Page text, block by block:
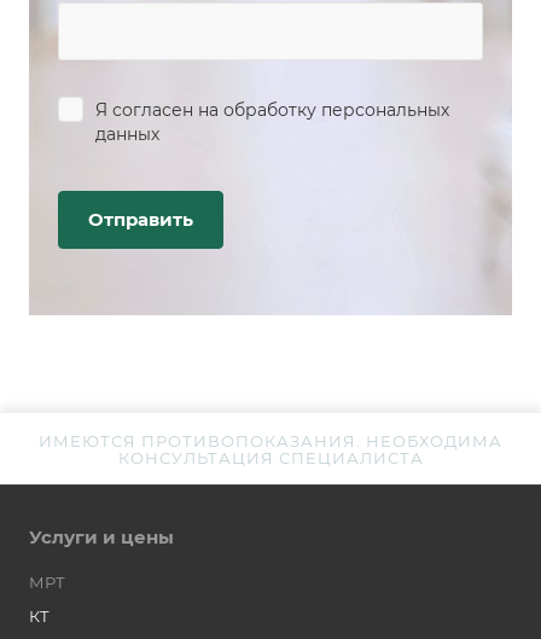
Я согласен на обработку персональных
данных
ИМЕЮТСЯ ПРОТИВОПОКАЗАНИЯ. НЕОБХОДИМА
КОНСУЛЬТАЦИЯ СПЕЦИАЛИСТА
Услуги и цены
МРТ
КТ